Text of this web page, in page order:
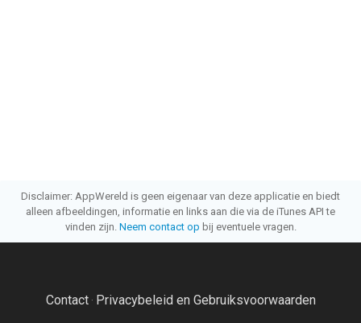
Disclaimer: AppWereld is geen eigenaar van deze applicatie en biedt
alleen afbeeldingen, informatie en links aan die via de iTunes API te
vinden zijn. Neem contact op bij eventuele vragen.
Contact· Privacybeleid en Gebruiksvoorwaarden